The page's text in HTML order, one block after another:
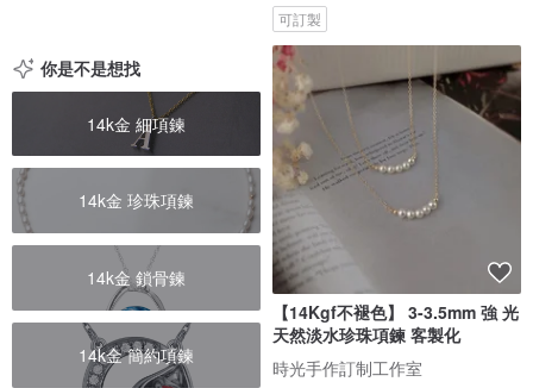
可訂製
你是不是想找
14k金 細項鍊
14k金 珍珠項鍊
14k金 鎖骨鍊
14k金 簡約項鍊
【14Kgf不褪色】 3-3.5mm 強 光
天然淡水珍珠項鍊 客製化
時光手作訂制工作室